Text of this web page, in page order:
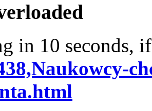
in 10 seconds,